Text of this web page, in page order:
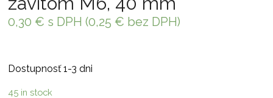
0,30 € s DPH (0,25 € bez DPH)
Dostupnosť 1-3 dni
45 in stock